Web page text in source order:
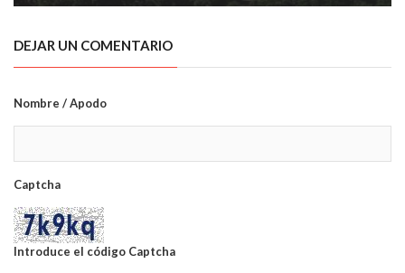
DEJAR UN COMENTARIO
Nombre / Apodo
Captcha
Introduce el código Captcha